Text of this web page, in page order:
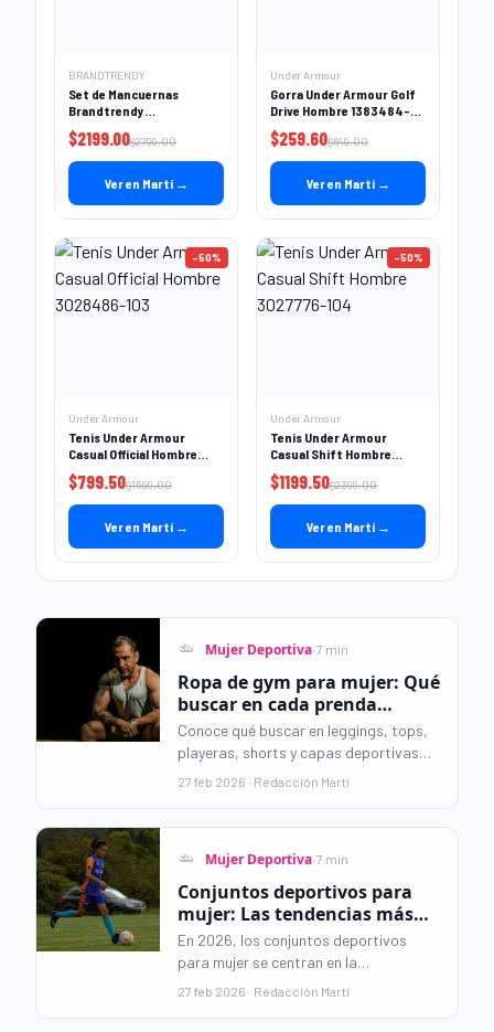
BRANDTRENDY
Set de Mancuernas
Brandtrendy
30KG
$2199.00$2799.00
Ver en Martí →
Under Armour
Gorra Under Armour Golf
Drive Hombre 1383484-
$259.60$649.00
Ver en Martí →
-50%
Under Armour
Tenis Under Armour
Casual Official Hombre
$799.50$1599.00
Ver en Martí →
-50%
Under Armour
Tenis Under Armour
Casual Shift Hombre
$1199.50$2399.00
Ver en Martí →
Mujer Deportiva·7 min
Ropa de gym para mujer: Qué
buscar en cada prenda
deportiva
Conoce qué buscar en leggings, tops,
playeras, shorts y capas deportivas
para elegir ropa de gym para mujer
27 feb 2026 · Redacción Martí
Mujer Deportiva·7 min
Conjuntos deportivos para
mujer: Las tendencias más
hot de 2026
En 2026, los conjuntos deportivos
para mujer se centran en la
funcionalidad y la estética limpia.
27 feb 2026 · Redacción Martí